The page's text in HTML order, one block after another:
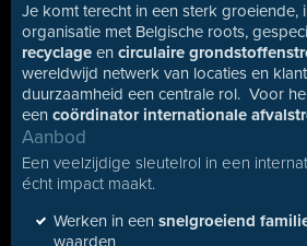
Je komt terecht in een sterk groeiende,
organisatie met Belgische roots,
recyclage en circulaire
wereldwijd netwerk van locaties en
duurzaamheid een centrale rol. Voor
een coördinator internationale
Aanbod
Een veelzijdige sleutelrol in een
écht impact maakt.
Werken in een snelgroeiend
waarden